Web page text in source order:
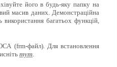
його в будь-яку папку на
масив даних. Демонстраційна
багатьох функцій,
(frm-файл). Для встановлення
тут.